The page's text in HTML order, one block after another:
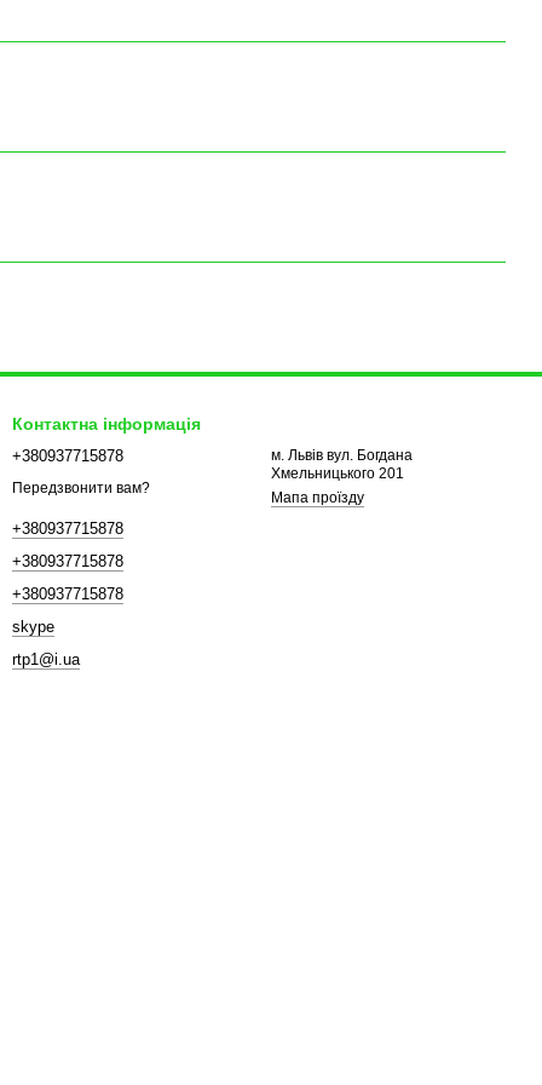
Контактна інформація
+380937715878
Передзвонити вам?
+380937715878
+380937715878
+380937715878
skype
rtp1@i.ua
м. Львів вул. Богдана
Хмельницького 201
Мапа проїзду